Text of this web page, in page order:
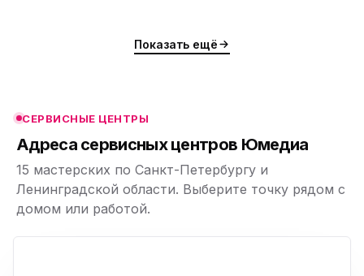
Показать ещё
СЕРВИСНЫЕ ЦЕНТРЫ
Адреса сервисных центров Юмедиа
15 мастерских по Санкт-Петербургу и
Ленинградской области. Выберите точку рядом с
домом или работой.
ю